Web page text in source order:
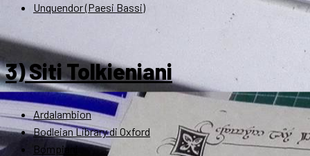
Unquendor (Paesi Bassi)
3) Siti Tolkieniani
Ardalambion
Bodleian Library di Oxford
Bompiani